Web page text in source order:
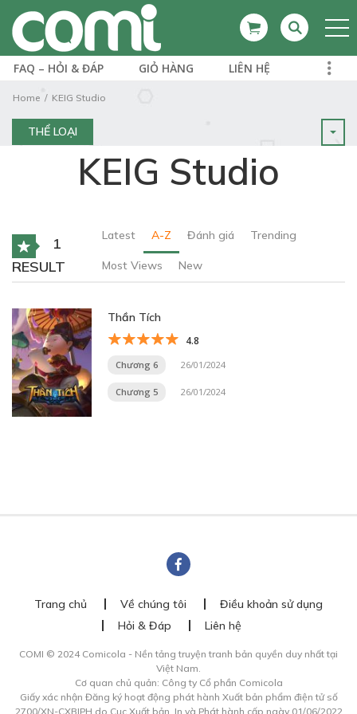
FAQ – HỎI & ĐÁP GIỎ HÀNG LIÊN HỆ
Home KEIG Studio
THỂ LOẠI
KEIG Studio
1
RESULT
Latest A-Z Đánh giá Trending
Most Views New
Thần Tích
4.8
Chương 6 26/01/2024
Chương 5 26/01/2024
Trang chủ Về chúng tôi
Điều khoản sử dụng
Hỏi & Đáp
Liên hệ
COMI © 2024 Comicola - Nền tảng truyện tranh bản quyền duy nhất tại
Việt Nam.
Cơ quan chủ quản: Công ty Cổ phần Comicola
Giấy xác nhận Đăng ký hoạt động phát hành Xuất bản phẩm điện tử số
2700/XN-CXBIPH do Cục Xuất bản, In và Phát hành cấp ngày 01/06/2022